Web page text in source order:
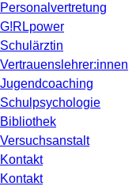
Personalvertretung
G!RLpower
Schulärztin
Vertrauenslehrer:innen
Jugendcoaching
Schulpsychologie
Bibliothek
Versuchsanstalt
Kontakt
Kontakt